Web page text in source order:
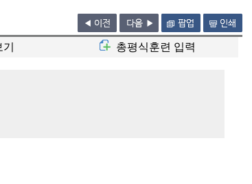
총평식훈련 입력